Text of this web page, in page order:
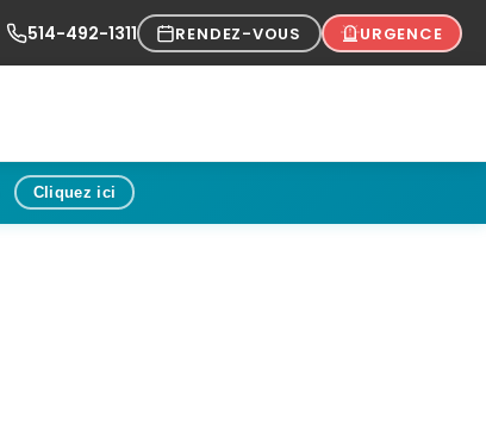
514-492-1311 RENDEZ-VOUS URGENCE
Cliquez ici